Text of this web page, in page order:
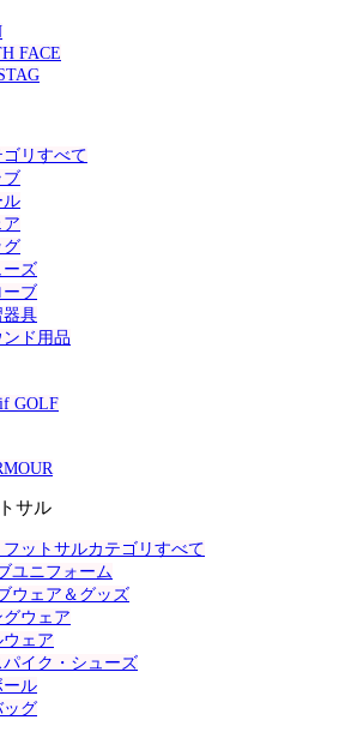
FACE
リすべて
ル
グ
ーズ
ブ
器具
ド用品
GOLF
サル
ットサルカテゴリすべて
ユニフォーム
ウェア＆グッズ
グウェア
ェア
イク・シューズ
ール
ッグ